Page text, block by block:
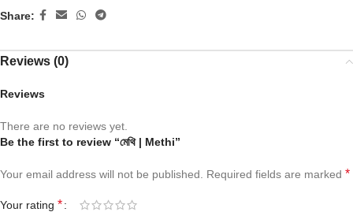
Share:
Reviews (0)
Reviews
There are no reviews yet.
Be the first to review “মেথি | Methi”
Your email address will not be published. Required fields are marked *
Your rating *